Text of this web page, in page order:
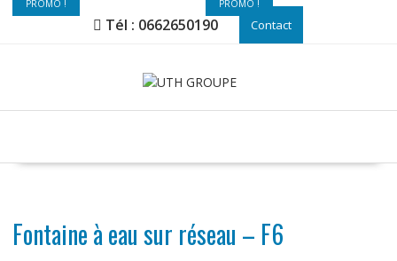
Tél : 0662650190 Contact
Fontaine à eau sur réseau – F6
PROMO !
PROMO ! PROMO !